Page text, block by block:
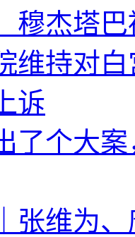
穆杰塔
维持对
诉
了个大
张维为